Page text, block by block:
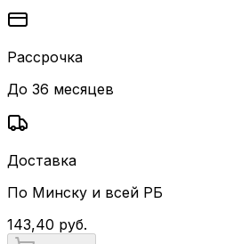
Рассрочка
До 36 месяцев
Доставка
По Минску и всей РБ
143,40 руб.